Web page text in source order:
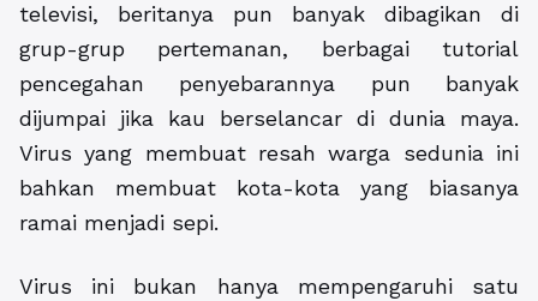
televisi, beritanya pun banyak dibagikan di
grup-grup pertemanan, berbagai tutorial
pencegahan penyebarannya pun banyak
dijumpai jika kau berselancar di dunia maya.
Virus yang membuat resah warga sedunia ini
bahkan membuat kota-kota yang biasanya
ramai menjadi sepi.
Virus ini bukan hanya mempengaruhi satu